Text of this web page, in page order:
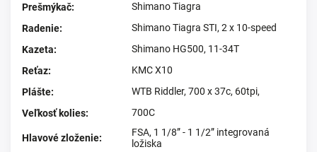
Prešmýkač:
Shimano Tiagra
Radenie:
Shimano Tiagra STI, 2 x 10-speed
Kazeta:
Shimano HG500, 11-34T
Reťaz:
KMC X10
Plášte:
WTB Riddler, 700 x 37c, 60tpi,
Veľkosť kolies: 700C
Hlavové zloženie:
FSA, 1 1/8” - 1 1/2” integrovaná
ložiska